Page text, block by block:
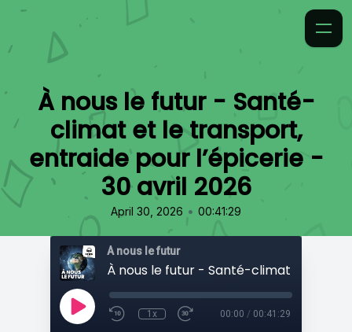
À nous le futur - Santé-
climat et le transport,
entraide pour l’épicerie -
30 avril 2026
April 30, 2026 • 00:41:29
À nous le futur
1x 00:00 / 00:41:29